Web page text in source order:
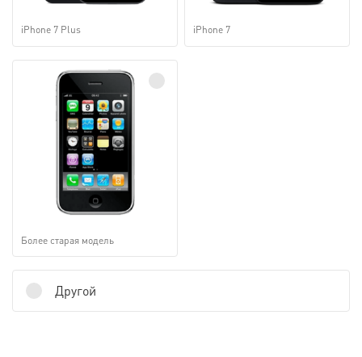
iPhone 7 Plus iPhone 7
Более старая модель
Другой